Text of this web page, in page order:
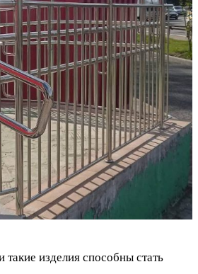
изделия способны стать